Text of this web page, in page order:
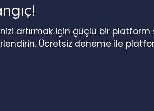
artırmak için güçlü bir
Ücretsiz deneme ile